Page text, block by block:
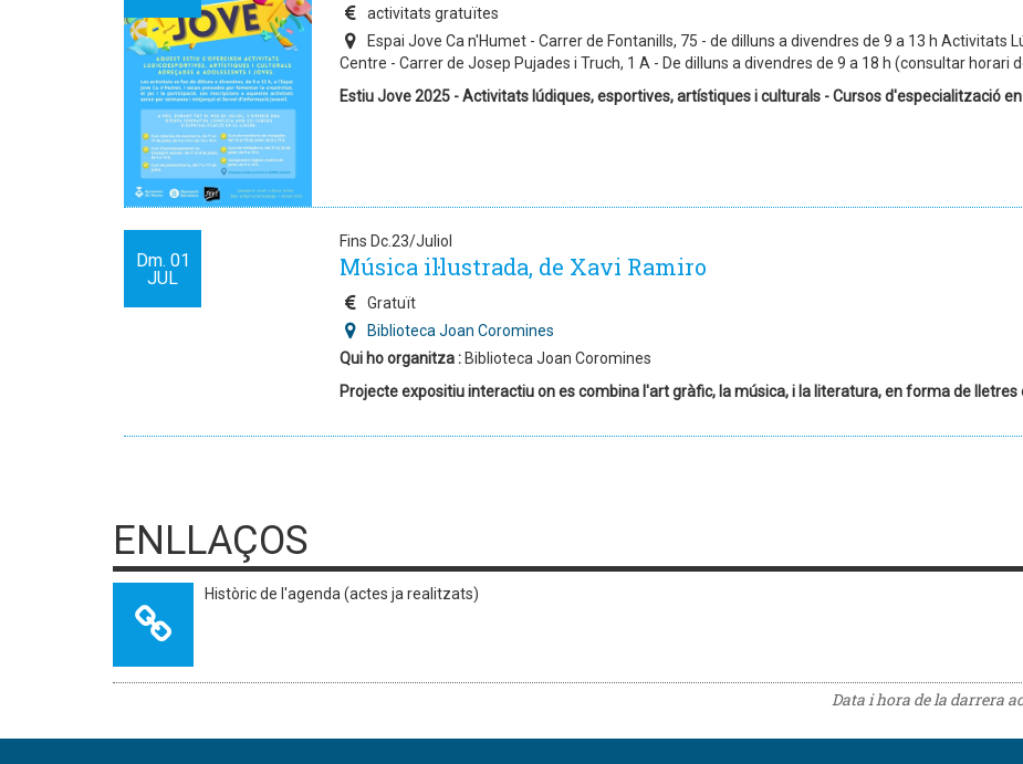
activitats gratuïtes
Espai Jove Ca n'Humet - Carrer de Fontanills, 75 - de dilluns a divendres de 9 a 13 h Activitats
Centre - Carrer de Josep Pujades i Truch, 1 A - De dilluns a divendres de 9 a 18 h (consultar horari
Estiu Jove 2025 - Activitats lúdiques, esportives, artístiques i culturals - Cursos d'especialització
Dm. 01
JUL
Fins Dc.23/Juliol
Música il·lustrada, de Xavi Ramiro
Gratuït
Biblioteca Joan Coromines
Qui ho organitza :Biblioteca Joan Coromines
Projecte expositiu interactiu on es combina l'art gràfic, la música, i la literatura, en forma de lletres
ENLLAÇOS
Històric de l'agenda (actes ja realitzats)
Data i hora de la darrera